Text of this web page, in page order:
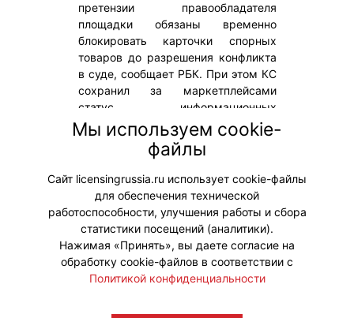
претензии правообладателя
площадки обязаны временно
блокировать карточки спорных
товаров до разрешения конфликта
в суде, сообщает РБК. При этом КС
сохранил за маркетплейсами
статус информационных
посредников, не возложив на них
обязанность заранее проверять все
товары на нарушение
интеллектуальных прав.
#ЗащитаПрав #Законодательство
Мы используем cookie-
файлы
Сайт licensingrussia.ru использует cookie-файлы
для обеспечения технической
работоспособности, улучшения работы и сбора
статистики посещений (аналитики).
Нажимая «Принять», вы даете согласие на
обработку cookie-файлов в соответствии с
Политикой конфиденциальности